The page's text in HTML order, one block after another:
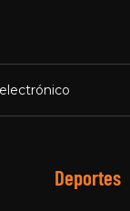
Deportes